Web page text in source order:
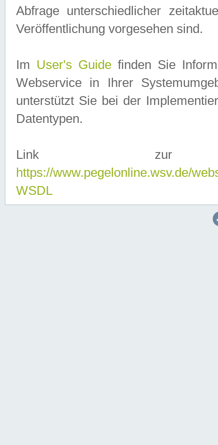
Abfrage unterschiedlicher
Veröffentlichung vorgesehen sind.
Im User's Guidefinden Sie
Webservice in Ihrer
unterstützt Sie bei der
Datentypen.
Link zur
https://www.pegelonline.wsv.de/
WSDL